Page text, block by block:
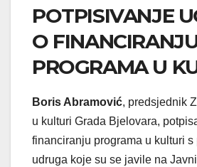
POTPISIVANJE
O
PROGRAMA U
Boris Abramović, predsjednik
u kulturi Grada Bjelovara,
financiranju programa u kulturi s
udruga koje su se javile na